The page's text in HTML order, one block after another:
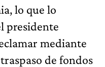
lo que lo
presidente
mediante
de fondos